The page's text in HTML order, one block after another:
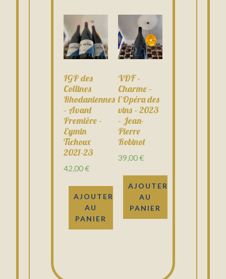
IGP des
Collines
Rhodaniennes
– Avant
Première –
Eymin
Tichoux
2021-23
42,00€
AJOUTER
AU
PANIER
VDF –
Charme –
l’Opéra des
vins – 2023
– Jean-
Pierre
Robinot
39,00€
AJOUTER
AU
PANIER